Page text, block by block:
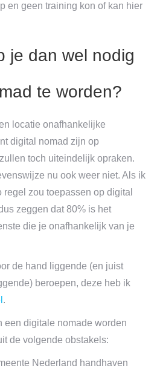
en geen training kon of kan hier
je dan wel nodig
te worden?
locatie onafhankelijke
digital nomad zijn op
toch uiteindelijk opraken.
nu ook weer niet. Als ik
zou toepassen op digital
zeggen dat 80% is het
die je onafhankelijk van je
de hand liggende (en juist
beroepen, deze heb ik
.
een digitale nomade worden
de volgende obstakels:
Nederland handhaven